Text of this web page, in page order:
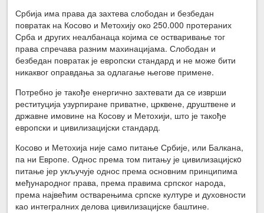
Србија има права да захтева слободан и безбедан
повратак на Косово и Метохију око 250.000 протераних
Срба и других неалбанаца којима се остваривање тог
права спречава разним махинацијама. Слободан и
безбедан повратак је европски стандард и не може бити
никаквог оправдања за одлагање његове примене.
Потребно је такође енергично захтевати да се изврши
реституција узурпиране приватне, црквене, друштвене и
државне имовине на Косову и Метохији, што је такође
европски и цивилизацијски стандард.
Косово и Метохија није само питање Србије, или Балкана,
па ни Европе. Однос према том питању је цивилизацијскo
питање јер укључује однос према основним принципима
међународног права, према правима српског народа,
према највећим остварењима српске културе и духовности
као интегралних делова цивилизацијске баштине.